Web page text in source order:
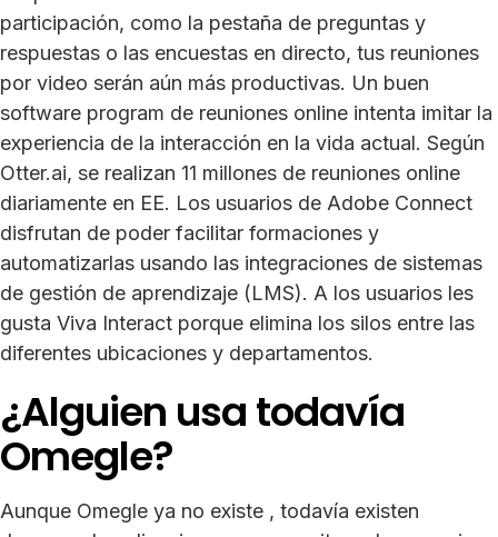
participación, como la pestaña de preguntas y
respuestas o las encuestas en directo, tus reuniones
por video serán aún más productivas. Un buen
software program de reuniones online intenta imitar la
experiencia de la interacción en la vida actual. Según
Otter.ai, se realizan 11 millones de reuniones online
diariamente en EE. Los usuarios de Adobe Connect
disfrutan de poder facilitar formaciones y
automatizarlas usando las integraciones de sistemas
de gestión de aprendizaje (LMS). A los usuarios les
gusta Viva Interact porque elimina los silos entre las
diferentes ubicaciones y departamentos.
¿Alguien usa todavía
Omegle?
Aunque Omegle ya no existe , todavía existen